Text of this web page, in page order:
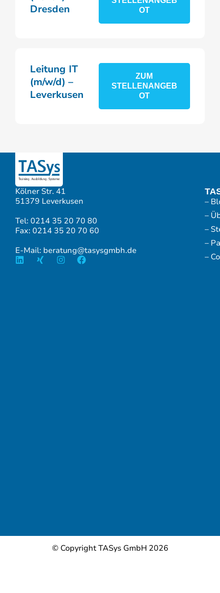
Dresden
OT
Leitung IT
(m/w/d) –
Leverkusen
ZUM
STELLENANGEB
OT
Kölner Str. 41
51379 Leverkusen
Tel: 0214 35 20 70 80
Fax: 0214 35 20 70 60
E-Mail: beratung@tasysgmbh.de
–
–
–
–
–
© Copyright TASys GmbH 2026